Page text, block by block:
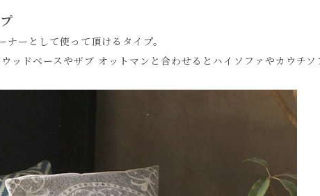
ーとして使って頂けるタイプ。
ッドベースやザブ オットマンと合わせるとハイソファやカウチソ